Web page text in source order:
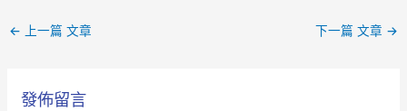
← 上一篇 文章 下一篇 文章 →
發佈留言